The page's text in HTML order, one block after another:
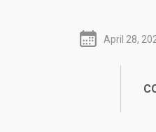
April 28,